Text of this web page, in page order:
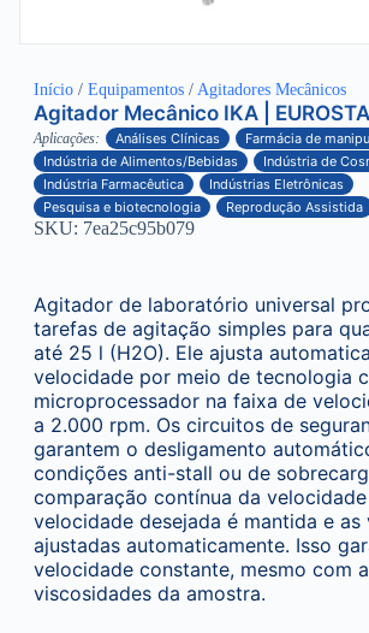
Início / Equipamentos / Agitadores Mecânicos
Agitador Mecânico IKA |
Aplicações: Análises Clínicas
Farmácia de
Indústria de Alimentos/Bebidas
Indústria de
Indústria Farmacêutica
Indústrias Eletrônicas
Pesquisa e biotecnologia
Reprodução Assistida
SKU: 7ea25c95b079
Agitador de laboratório universal
tarefas de agitação simples para
até 25 l (H2O). Ele ajusta
velocidade por meio de tecnologia
microprocessador na faixa de
a 2.000 rpm. Os circuitos de
garantem o desligamento
condições anti-stall ou de
comparação contínua da
velocidade desejada é mantida e as
ajustadas automaticamente. Isso
velocidade constante, mesmo com
viscosidades da amostra.